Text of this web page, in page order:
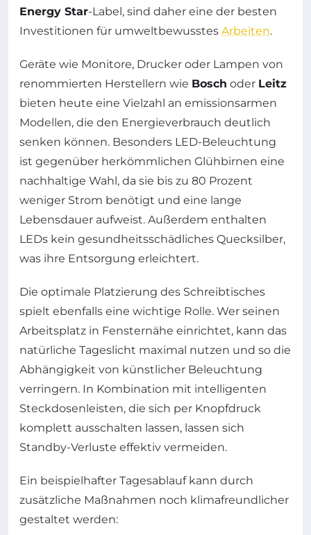
Energy Star-Label, sind daher eine der besten
Investitionen für umweltbewusstes Arbeiten.
Geräte wie Monitore, Drucker oder Lampen von
renommierten Herstellern wie Bosch oder Leitz
bieten heute eine Vielzahl an emissionsarmen
Modellen, die den Energieverbrauch deutlich
senken können. Besonders LED-Beleuchtung
ist gegenüber herkömmlichen Glühbirnen eine
nachhaltige Wahl, da sie bis zu 80 Prozent
weniger Strom benötigt und eine lange
Lebensdauer aufweist. Außerdem enthalten
LEDs kein gesundheitsschädliches Quecksilber,
was ihre Entsorgung erleichtert.
Die optimale Platzierung des Schreibtisches
spielt ebenfalls eine wichtige Rolle. Wer seinen
Arbeitsplatz in Fensternähe einrichtet, kann das
natürliche Tageslicht maximal nutzen und so die
Abhängigkeit von künstlicher Beleuchtung
verringern. In Kombination mit intelligenten
Steckdosenleisten, die sich per Knopfdruck
komplett ausschalten lassen, lassen sich
Standby-Verluste effektiv vermeiden.
Ein beispielhafter Tagesablauf kann durch
zusätzliche Maßnahmen noch klimafreundlicher
gestaltet werden: